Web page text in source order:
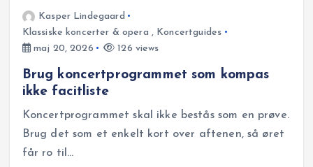
Kasper Lindegaard
Klassiske koncerter & opera , Koncertguides
maj 20, 2026
126 views
Brug koncertprogrammet som kompas
ikke facitliste
Koncertprogrammet skal ikke bestås som en prøve.
Brug det som et enkelt kort over aftenen, så øret
får ro til…